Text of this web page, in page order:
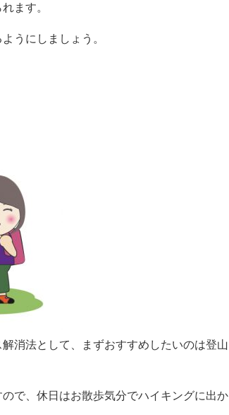
ます。
うにしましょう。
消法として、まずおすすめしたいのは登山
で、休日はお散歩気分でハイキングに出か